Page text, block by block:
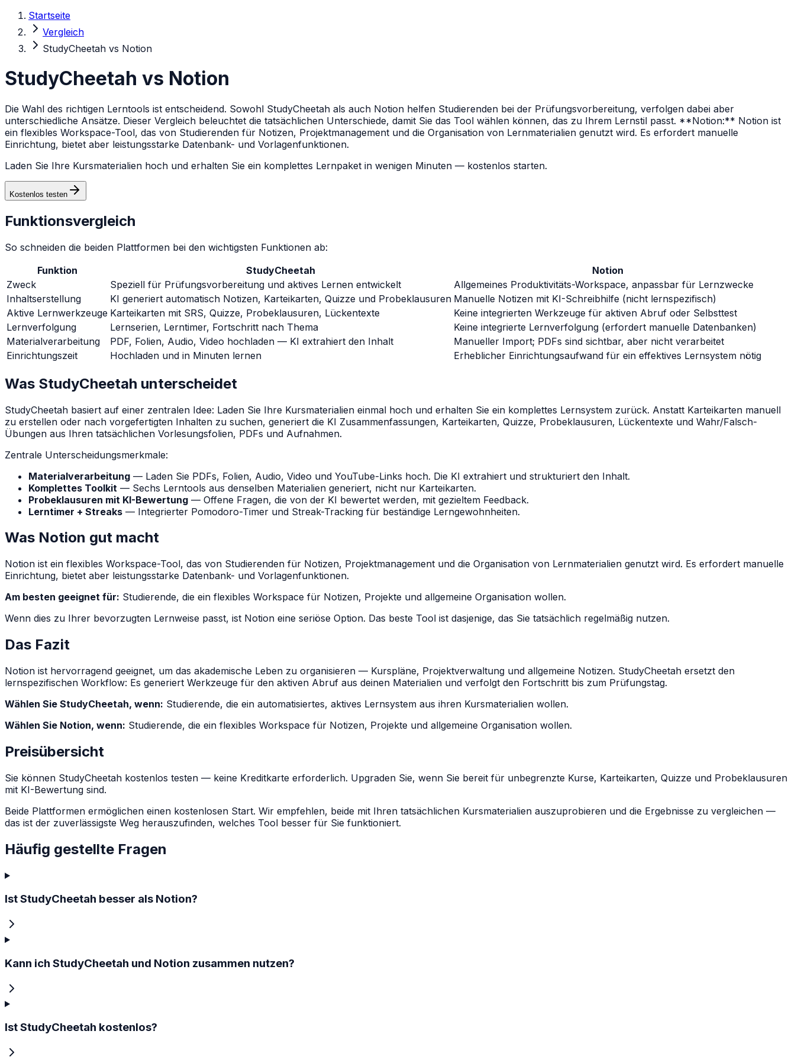
Startseite
Vergleich
StudyCheetah vs Notion
StudyCheetah vs Notion
Die Wahl des richtigen Lerntools ist entscheidend. Sowohl StudyCheetah als auch Notion helfen Studierenden bei der Prüfungsvorbereitung, verfolgen dabei aber
unterschiedliche Ansätze. Dieser Vergleich beleuchtet die tatsächlichen Unterschiede, damit Sie das Tool wählen können, das zu Ihrem Lernstil passt. **Notion:** Notion ist
ein flexibles Workspace-Tool, das von Studierenden für Notizen, Projektmanagement und die Organisation von Lernmaterialien genutzt wird. Es erfordert manuelle
Einrichtung, bietet aber leistungsstarke Datenbank- und Vorlagenfunktionen.
Laden Sie Ihre Kursmaterialien hoch und erhalten Sie ein komplettes Lernpaket in wenigen Minuten — kostenlos starten.
Kostenlos testen
Funktionsvergleich
So schneiden die beiden Plattformen bei den wichtigsten Funktionen ab:
Funktion
StudyCheetah
Notion
Zweck
Speziell für Prüfungsvorbereitung und aktives Lernen entwickelt
Allgemeines Produktivitäts-Workspace, anpassbar für Lernzwecke
Inhaltserstellung
KI generiert automatisch Notizen, Karteikarten, Quizze und Probeklausuren Manuelle Notizen mit KI-Schreibhilfe (nicht lernspezifisch)
Aktive Lernwerkzeuge Karteikarten mit SRS, Quizze, Probeklausuren, Lückentexte
Keine integrierten Werkzeuge für aktiven Abruf oder Selbsttest
Lernverfolgung
Lernserien, Lerntimer, Fortschritt nach Thema
Keine integrierte Lernverfolgung (erfordert manuelle Datenbanken)
Materialverarbeitung
PDF, Folien, Audio, Video hochladen — KI extrahiert den Inhalt
Manueller Import; PDFs sind sichtbar, aber nicht verarbeitet
Einrichtungszeit
Hochladen und in Minuten lernen Erheblicher Einrichtungsaufwand für ein effektives Lernsystem nötig
Was StudyCheetah unterscheidet
StudyCheetah basiert auf einer zentralen Idee: Laden Sie Ihre Kursmaterialien einmal hoch und erhalten Sie ein komplettes Lernsystem zurück. Anstatt Karteikarten manuell
zu erstellen oder nach vorgefertigten Inhalten zu suchen, generiert die KI Zusammenfassungen, Karteikarten, Quizze, Probeklausuren, Lückentexte und Wahr/Falsch-
Übungen aus Ihren tatsächlichen Vorlesungsfolien, PDFs und Aufnahmen.
Zentrale Unterscheidungsmerkmale:
Materialverarbeitung — Laden Sie PDFs, Folien, Audio, Video und YouTube-Links hoch. Die KI extrahiert und strukturiert den Inhalt.
Komplettes Toolkit — Sechs Lerntools aus denselben Materialien generiert, nicht nur Karteikarten.
Probeklausuren mit KI-Bewertung — Offene Fragen, die von der KI bewertet werden, mit gezieltem Feedback.
Lerntimer + Streaks — Integrierter Pomodoro-Timer und Streak-Tracking für beständige Lerngewohnheiten.
Was Notion gut macht
Notion ist ein flexibles Workspace-Tool, das von Studierenden für Notizen, Projektmanagement und die Organisation von Lernmaterialien genutzt wird. Es erfordert manuelle
Einrichtung, bietet aber leistungsstarke Datenbank- und Vorlagenfunktionen.
Am besten geeignet für: Studierende, die ein flexibles Workspace für Notizen, Projekte und allgemeine Organisation wollen.
Wenn dies zu Ihrer bevorzugten Lernweise passt, ist Notion eine seriöse Option. Das beste Tool ist dasjenige, das Sie tatsächlich regelmäßig nutzen.
Das Fazit
Notion ist hervorragend geeignet, um das akademische Leben zu organisieren — Kurspläne, Projektverwaltung und allgemeine Notizen. StudyCheetah ersetzt den
lernspezifischen Workflow: Es generiert Werkzeuge für den aktiven Abruf aus deinen Materialien und verfolgt den Fortschritt bis zum Prüfungstag.
Wählen Sie StudyCheetah, wenn: Studierende, die ein automatisiertes, aktives Lernsystem aus ihren Kursmaterialien wollen.
Wählen Sie Notion, wenn: Studierende, die ein flexibles Workspace für Notizen, Projekte und allgemeine Organisation wollen.
Preisübersicht
Sie können StudyCheetah kostenlos testen — keine Kreditkarte erforderlich. Upgraden Sie, wenn Sie bereit für unbegrenzte Kurse, Karteikarten, Quizze und Probeklausuren
mit KI-Bewertung sind.
Beide Plattformen ermöglichen einen kostenlosen Start. Wir empfehlen, beide mit Ihren tatsächlichen Kursmaterialien auszuprobieren und die Ergebnisse zu vergleichen —
das ist der zuverlässigste Weg herauszufinden, welches Tool besser für Sie funktioniert.
Häufig gestellte Fragen
Ist StudyCheetah besser als Notion?
Kann ich StudyCheetah und Notion zusammen nutzen?
Ist StudyCheetah kostenlos?